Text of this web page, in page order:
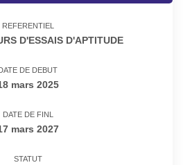
REFERENTIEL
D'ESSAIS D'APTITUDE
DE DEBUT
mars 2025
DATE DE FINL
mars 2027
STATUT